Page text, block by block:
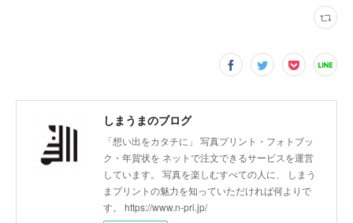
しまうまのブログ
「想い出をカタチに」 写真プリント・フォトブッ
ク・年賀状を ネットで注文できるサービスを運営
しています。 写真を楽しむすべての人に、 しまう
まプリントの魅力を知っていただければ何よりで
す。 https://www.n-pri.jp/